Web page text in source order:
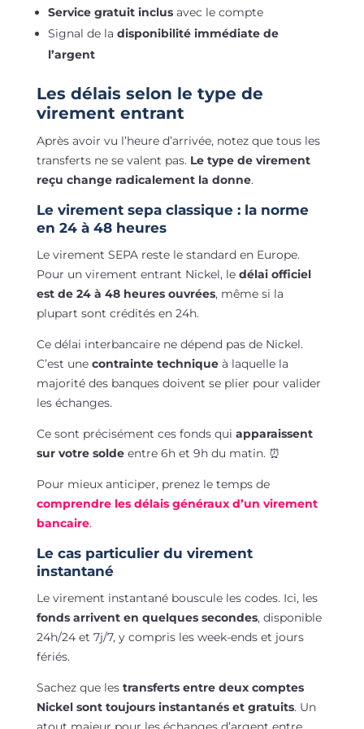
Service gratuit inclusavec le compte
Signal de la disponibilité immédiate de
l’argent
Les délais selon le type de
virement entrant
Après avoir vu l’heure d’arrivée, notez que tous les
transferts ne se valent pas. Le type de virement
reçu change radicalement la donne.
Le virement sepa classique : la norme
en 24 à 48 heures
Le virement SEPA reste le standard en Europe.
Pour un virement entrant Nickel, le délai officiel
est de 24 à 48 heures ouvrées, même si la
plupart sont crédités en 24h.
Ce délai interbancaire ne dépend pas de Nickel.
C’est une contrainte techniqueà laquelle la
majorité des banques doivent se plier pour valider
les échanges.
Ce sont précisément ces fonds qui apparaissent
sur votre soldeentre 6h et 9h du matin. ⏰
Pour mieux anticiper, prenez le temps de
comprendre les délais généraux d’un virement
bancaire.
Le cas particulier du virement
instantané
Le virement instantané bouscule les codes. Ici, les
fonds arrivent en quelques secondes, disponible
24h/24 et 7j/7, y compris les week-ends et jours
fériés.
Sachez que les transferts entre deux comptes
Nickel sont toujours instantanés et gratuits. Un